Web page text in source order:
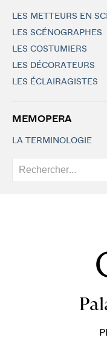
LES METTEURS EN
LES SCÉNOGRAPHES
LES COSTUMIERS
LES DÉCORATEURS
LES ÉCLAIRAGISTES
MEMOPERA
LA TERMINOLOGIE